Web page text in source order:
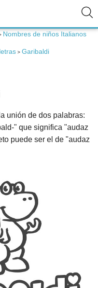
Nombres de niños Italianos
> Garibaldi
unión de dos palabras:
" que significa "audaz
puede ser el de "audaz